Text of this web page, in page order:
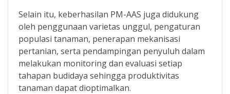
Selain itu, keberhasilan PM-AAS juga didukung
oleh penggunaan varietas unggul, pengaturan
populasi tanaman, penerapan mekanisasi
pertanian, serta pendampingan penyuluh dalam
melakukan monitoring dan evaluasi setiap
tahapan budidaya sehingga produktivitas
tanaman dapat dioptimalkan.